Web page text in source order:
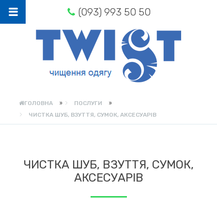
(093) 993 50 50
ГОЛОВНА » ПОСЛУГИ »
ЧИСТКА ШУБ, ВЗУТТЯ, СУМОК, АКСЕСУАРІВ
ЧИСТКА ШУБ, ВЗУТТЯ, СУМОК,
АКСЕСУАРІВ